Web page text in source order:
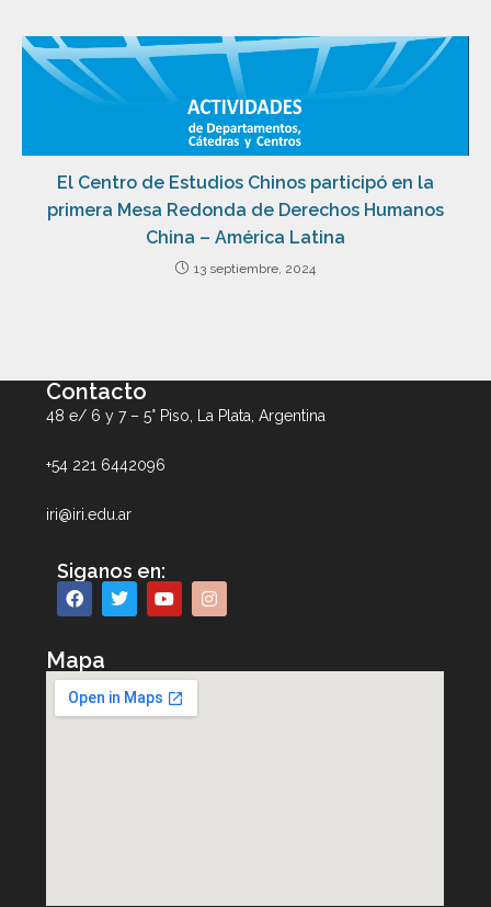
El Centro de Estudios Chinos participó en la
primera Mesa Redonda de Derechos Humanos
China – América Latina
13 septiembre, 2024
Contacto
48 e/ 6 y 7 – 5° Piso, La Plata, Argentina
+54 221 6442096
iri@iri.edu.ar
Siganos en:
Mapa